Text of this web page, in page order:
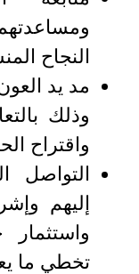
النجاح
مد يد
وذلك
واقتراح
التواصل
إليهم
واستثمار
تخطي ما